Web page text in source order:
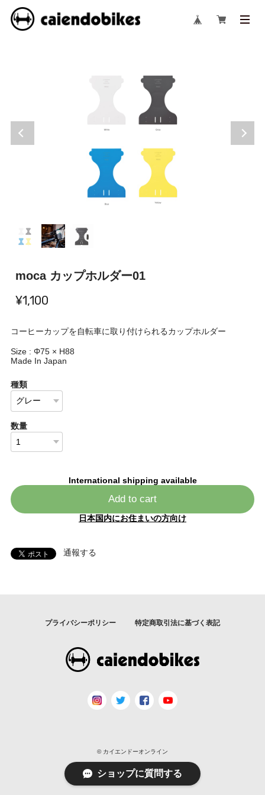
moca カップホルダー01
¥1,100
コーヒーカップを自転車に取り付けられるカップホルダー
Size : Φ75 × H88
Made In Japan
種類
数量
International shipping available
Add to cart
日本国内にお住まいの方向け
通報する
プライバシーポリシー 特定商取引法に基づく表記
© カイエンドーオンライン
ショップに質問する